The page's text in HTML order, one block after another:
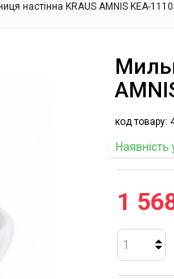
настінна KRAUS AMNIS KEA-
код товару:
1